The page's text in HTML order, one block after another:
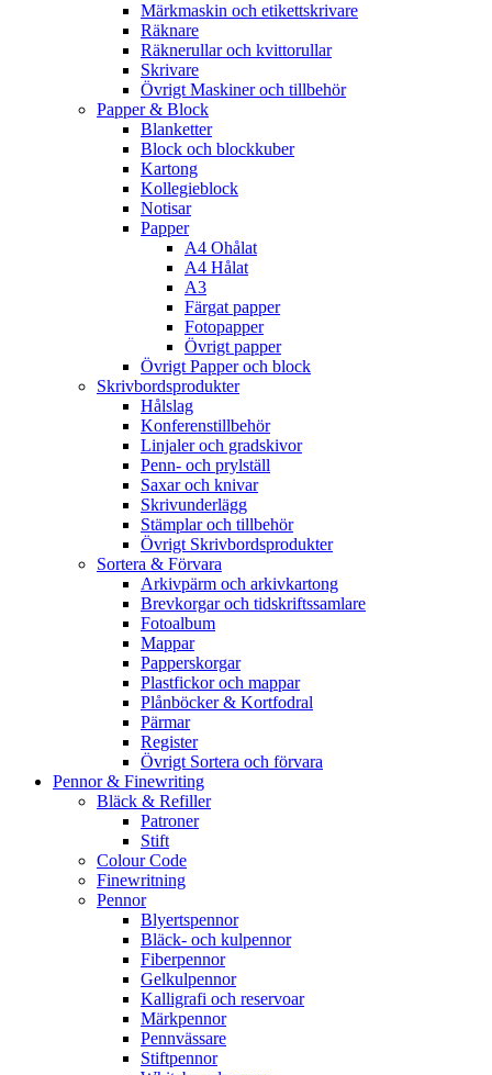
Märkmaskin och etikettskrivare
Räknare
Räknerullar och kvittorullar
Skrivare
Övrigt Maskiner och tillbehör
Papper & Block
Blanketter
Block och blockkuber
Kartong
Kollegieblock
Notisar
Papper
A4 Ohålat
A4 Hålat
A3
Färgat papper
Fotopapper
Övrigt papper
Övrigt Papper och block
Skrivbordsprodukter
Hålslag
Konferenstillbehör
Linjaler och gradskivor
Penn- och prylställ
Saxar och knivar
Skrivunderlägg
Stämplar och tillbehör
Övrigt Skrivbordsprodukter
Sortera & Förvara
Arkivpärm och arkivkartong
Brevkorgar och tidskriftssamlare
Fotoalbum
Mappar
Papperskorgar
Plastfickor och mappar
Plånböcker & Kortfodral
Pärmar
Register
Övrigt Sortera och förvara
Pennor & Finewriting
Bläck & Refiller
Patroner
Stift
Colour Code
Finewritning
Pennor
Blyertspennor
Bläck- och kulpennor
Fiberpennor
Gelkulpennor
Kalligrafi och reservoar
Märkpennor
Pennvässare
Stiftpennor